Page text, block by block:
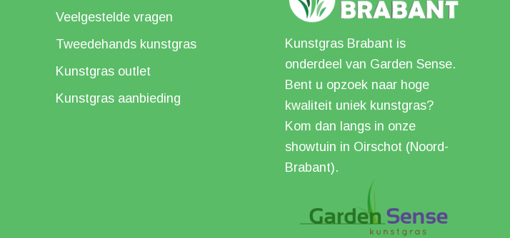
Veelgestelde vragen
Tweedehands kunstgras
Kunstgras outlet
Kunstgras aanbieding
Kunstgras Brabant is
onderdeel van Garden Sense.
Bent u opzoek naar hoge
kwaliteit uniek kunstgras?
Kom dan langs in onze
showtuin in Oirschot (Noord-
Brabant).